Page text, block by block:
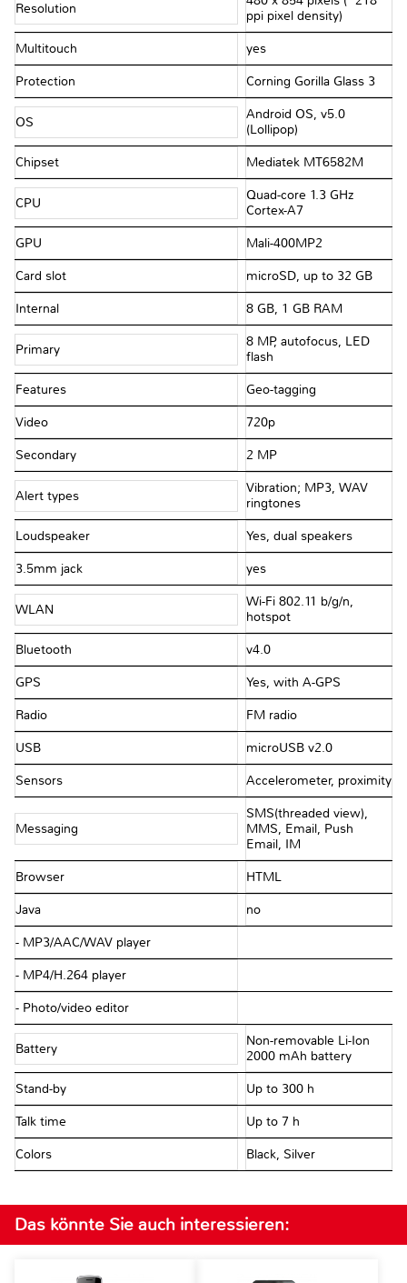
Resolution
ppi pixel density)
Multitouch yes
Protection Corning Gorilla Glass 3
OS
Android OS, v5.0
(Lollipop)
Chipset Mediatek MT6582M
CPU
Quad-core 1.3 GHz
Cortex-A7
GPU Mali-400MP2
Card slot microSD, up to 32 GB
Internal 8 GB, 1 GB RAM
Primary
8 MP, autofocus, LED
flash
Features Geo-tagging
Video 720p
Secondary 2 MP
Alert types
Vibration; MP3, WAV
ringtones
Loudspeaker Yes, dual speakers
3.5mm jack yes
WLAN
Wi-Fi 802.11 b/g/n,
hotspot
Bluetooth v4.0
GPS Yes, with A-GPS
Radio FM radio
USB microUSB v2.0
Sensors Accelerometer, proximity
Messaging
SMS(threaded view),
MMS, Email, Push
Email, IM
Browser HTML
Java no
- MP3/AAC/WAV player
- MP4/H.264 player
- Photo/video editor
Battery
Non-removable Li-Ion
2000 mAh battery
Stand-by Up to 300 h
Talk time Up to 7 h
Colors Black, Silver
Das könnte Sie auch interessieren: